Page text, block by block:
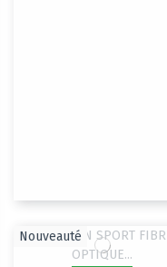
Nouveauté